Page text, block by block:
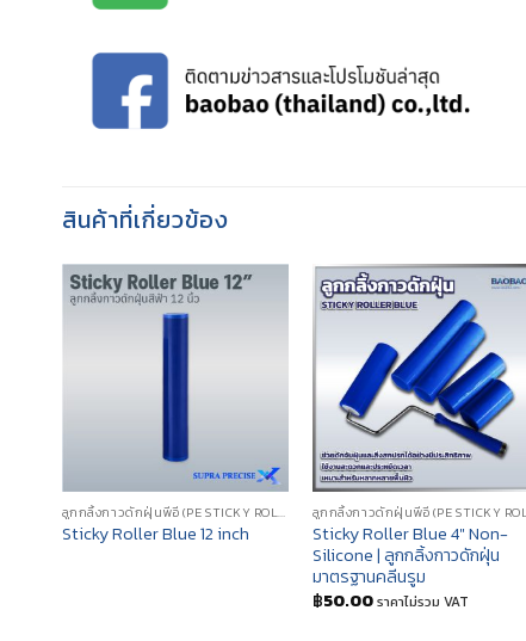
สินค้าที่เกี่ยวข้อง
ลูกกลิ้งกาวดักฝุ่นพีอี (PE STICKY ROLLER)
Sticky Roller Blue 12 inch
Sticky Roller Blue 4″ Non-
Silicone | ลูกกลิ้งกาวดักฝุ่น
มาตรฐานคลีนรูม
฿50.00ราคาไม่รวม VAT